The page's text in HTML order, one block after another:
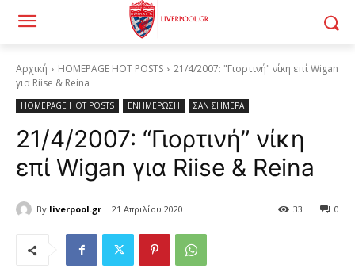
Αρχική HOMEPAGE HOT POSTS
21/4/2007: "Γιορτινή" νίκη επί Wigan
για Riise & Reina
HOMEPAGE HOT POSTS ΕΝΗΜΕΡΩΣΗ ΣΑΝ ΣΗΜΕΡΑ
21/4/2007: “Γιορτινή” νίκη
επί Wigan για Riise & Reina
By liverpool.gr 21 Απριλίου 2020 0
33